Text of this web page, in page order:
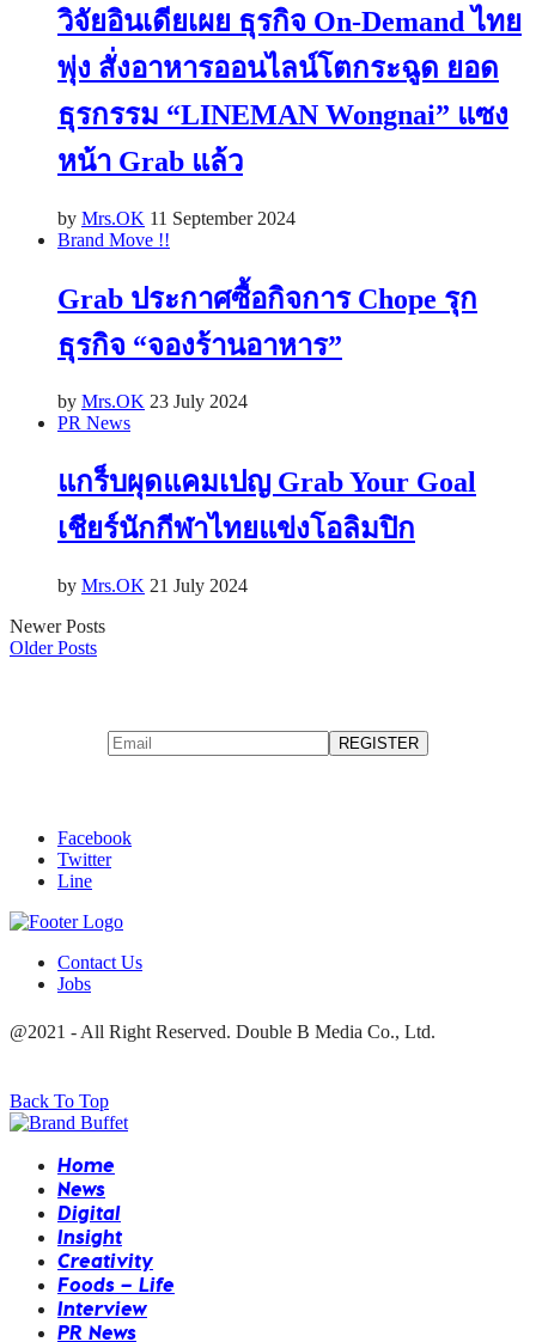
วิจัยอินเดียเผย ธุรกิจ On-Demand ไทย
พุ่ง สั่งอาหารออนไลน์โตกระฉูด ยอด
ธุรกรรม “LINEMAN Wongnai” แซง
หน้า Grab แล้ว
by Mrs.OK 11 September 2024
Brand Move !!
Grab ประกาศซื้อกิจการ Chope รุก
ธุรกิจ “จองร้านอาหาร”
by Mrs.OK 23 July 2024
PR News
แกร็บผุดแคมเปญ Grab Your Goal
เชียร์นักกีฬาไทยแข่งโอลิมปิก
by Mrs.OK 21 July 2024
Newer Posts
Older Posts
Facebook
Twitter
Line
Contact Us
Jobs
@2021 - All Right Reserved. Double B Media Co., Ltd.
Back To Top
Home
News
Digital
Insight
Creativity
Foods – Life
Interview
PR News